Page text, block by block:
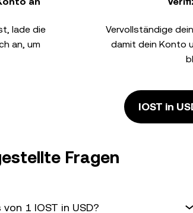
lade die
an, um
Vervollständige
damit dein Konto
IOST in
Fragen
1 IOST in USD?